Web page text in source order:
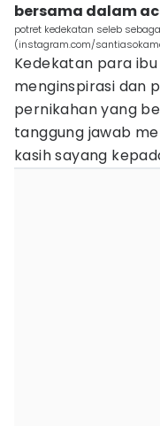
bersama dalam
potret kedekatan seleb
(instagram.com/
Kedekatan para
menginspirasi dan
pernikahan yang
tanggung jawab
kasih sayang